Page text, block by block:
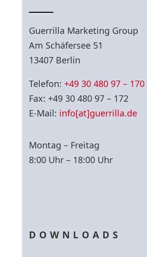
Guerrilla Marketing Group
Am Schäfersee 51
13407 Berlin
Telefon: +49 30 480 97 – 170
Fax: +49 30 480 97 – 172
E-Mail: info[at]guerrilla.de
Montag – Freitag
8:00 Uhr – 18:00 Uhr
DOWNLOADS